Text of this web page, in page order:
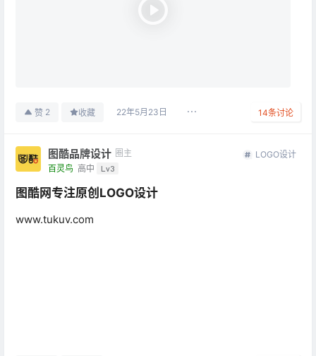
赞 2 收藏 22年5月23日 14条讨论
图酷品牌设计 圈主
百灵鸟 高中 Lv3
LOGO设计
图酷网专注原创LOGO设计
www.tukuv.com